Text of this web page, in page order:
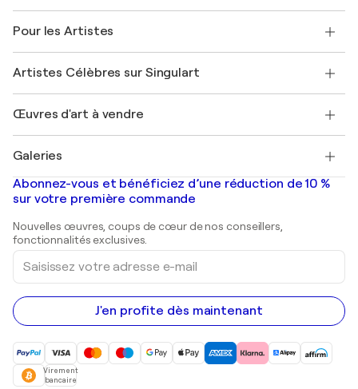
Offrir une carte cadeau
Rejoignez notre programme commercial
Mon compte
+33 1 76 44 06 42
FAQ
Magazine Singulart
Emplois
Découvrez une sélection d'art original
Pour les Artistes
Se connecter en tant qu'Artiste
Artistes Célèbres sur Singulart
Marc Chagall
Banksy
Mr. Brainwash
Shepard Fairey
Œuvres d'art à vendre
Tableaux abstraits à vendre
Peintures de paysage
Estampes
Peintures acryliques
Galeries
Galeries d'art en France
Galeries d'art en Belgique
Abonnez-vous et bénéficiez d’une réduction de 10 %
sur votre première commande
Nouvelles œuvres, coups de cœur de nos conseillers,
fonctionnalités exclusives.
Saisissez
votre
adresse
e-
mail
J'en profite dès maintenant
Virement
bancaire